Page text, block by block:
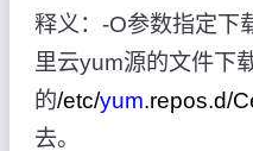
释义：-O参数指定下
里云yum源的文件下
的/etc/yum.repos.d/
去。